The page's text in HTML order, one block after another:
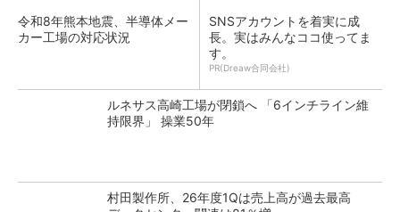
令和8年熊本地震、半導体メー
カー工場の対応状況
SNSアカウントを着実に成
長。実はみんなココ使ってま
す。
PR(Dreaw合同会社)
ルネサス高崎工場が閉鎖へ 「6インチライン維
持限界」 操業50年
村田製作所、26年度1Qは売上高が過去最高